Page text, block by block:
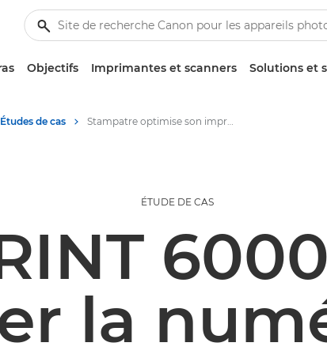
Objectifs Imprimantes et scanners Solutions et
Études de cas Stampatre optimise son impression de livres grâce à la Canon varioPRINT 6000 TITAN
ÉTUDE DE CAS
la